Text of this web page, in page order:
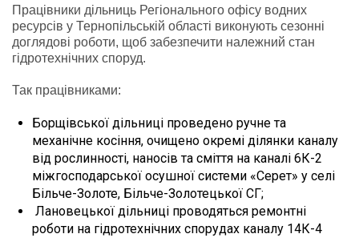
Працівники дільниць Регіонального офісу водних
ресурсів у Тернопільській області виконують сезонні
доглядові роботи, щоб забезпечити належний стан
гідротехнічних споруд.
Так працівниками:
Борщівської дільниці проведено ручне та
механічне косіння, очищено окремі ділянки каналу
від рослинності, наносів та сміття на каналі 6К-2
міжгосподарської осушної системи «Серет» у селі
Більче-Золоте, Більче-Золотецької СГ;
Лановецької дільниці проводяться ремонтні
роботи на гідротехнічних спорудах каналу 14К-4